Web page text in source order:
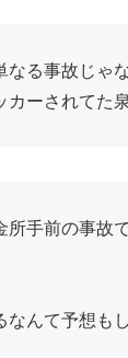
なる事故じゃ
カーされて
手前の事故
なんて予想も